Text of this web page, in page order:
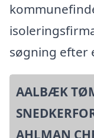
søgning efter
AALBÆK
AHLMAN